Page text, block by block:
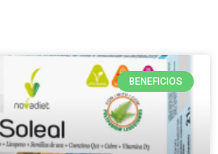
BENEFICIOS